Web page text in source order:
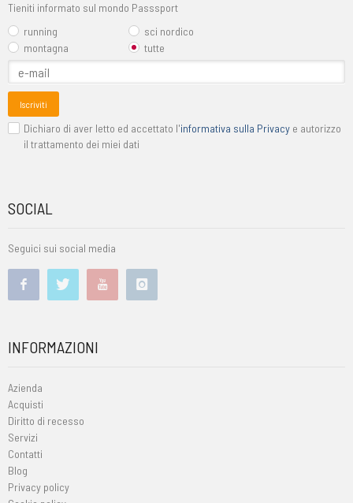
Tieniti informato sul mondo Passsport
running
sci nordico
montagna
tutte
Iscriviti
Dichiaro di aver letto ed accettato l'informativa sulla Privacy e autorizzo
il trattamento dei miei dati
SOCIAL
Seguici sui social media
INFORMAZIONI
Azienda
Acquisti
Diritto di recesso
Servizi
Contatti
Blog
Privacy policy